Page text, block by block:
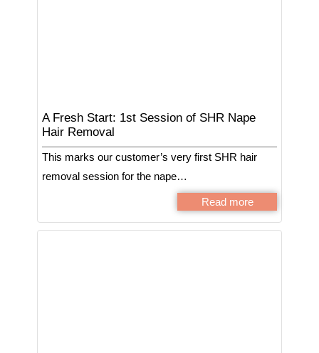
A Fresh Start: 1st Session of SHR Nape
Hair Removal
This marks our customer’s very first SHR hair
removal session for the nape…
Read more